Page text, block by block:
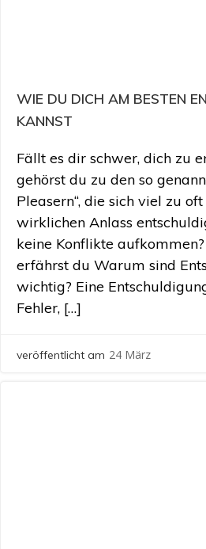
WIE DU DICH AM BESTEN
KANNST
Fällt es dir schwer, dich zu
gehörst du zu den so
Pleasern“, die sich viel zu
wirklichen Anlass
keine Konflikte
erfährst du Warum sind
wichtig? Eine
Fehler, […]
veröffentlicht am 24 März